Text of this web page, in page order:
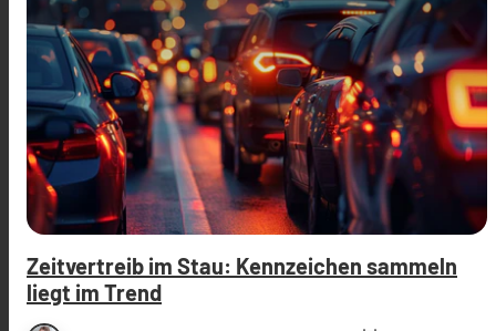
Zeitvertreib im Stau: Kennzeichen sammeln
liegt im Trend